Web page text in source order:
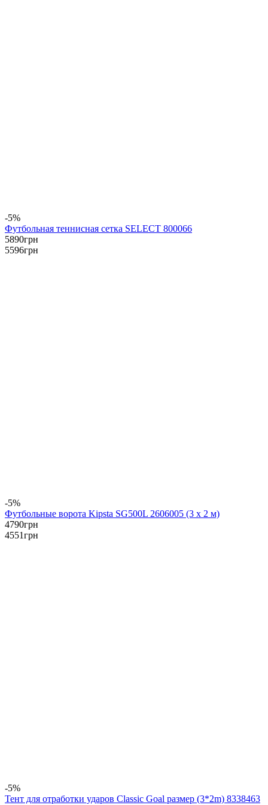
-5%
Футбольная теннисная сетка SELECT 800066
5890грн
5596грн
-5%
Футбольные ворота Kipsta SG500L 2606005 (3 x 2 м)
4790грн
4551грн
-5%
Тент для отработки ударов Classic Goal размер (3*2m) 8338463